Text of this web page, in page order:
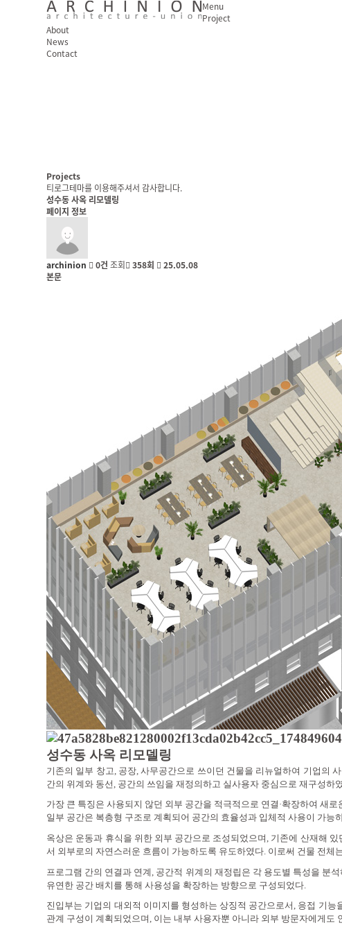
Menu
Project
About
News
Contact
Login
Projects
티로그테마를 이용해주셔서 감사합니다.
성수동 사옥 리모델링
페이지 정보
archinion 0건 조회 358회
25.05.08
본문
성수동 사옥 리모델링
기존의 일부 창고 공장 ,사무공간으로 쓰이던 건물을 리뉴얼하여 기업의
간의 위계와 동선 공간의 쓰임을 재정의하고 실사용자 중심으로 재구성하
가장 큰 특징은 사용되지 않던 외부 공간을 적극적으로 연결 ·확장하여 새로
일부 공간은 복층형 구조로 계획되어 공간의 효율성과 입체적 사용이 가능
옥상은 운동과 휴식을 위한 외부 공간으로 조성되었으며, 기존에 산재해 있
서 외부로의 자연스러운 흐름이 가능하도록 유도하였다. 이로써 건물 전체
프로그램 간의 연결과 연계 공간적 위계의 재정립은 각 용도별 특성을 분
유연한 공간 배치를 통해 사용성을 확장하는 방향으로 구성되었다
진입부는 기업의 대외적 이미지를 형성하는 상징적 공간으로서, 응접 기능
관계 구성이 계획되었으며, 이는 내부 사용자뿐 아니라 외부 방문자에게도